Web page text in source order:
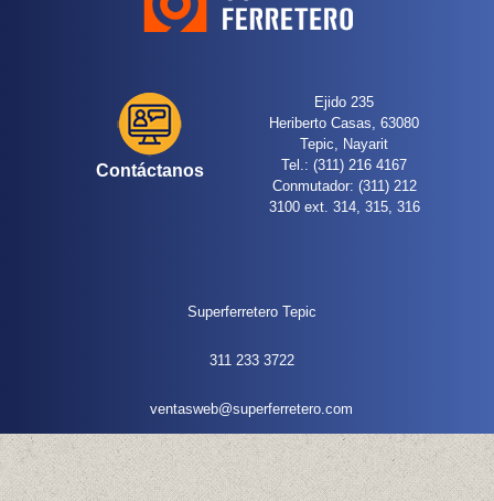
Contáctanos
Ejido 235
Heriberto Casas, 63080
Tepic, Nayarit
Tel.: (311) 216 4167
Conmutador: (311) 212
3100 ext. 314, 315, 316
Superferretero Tepic
311 233 3722
ventasweb@superferretero.com